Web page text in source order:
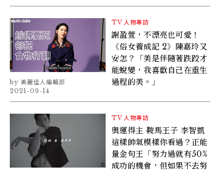
TV 人物專訪
謝盈萱，不漂亮也可愛！
《俗女養成記 2》陳嘉玲又
安怎？「美是伴隨著跌跤才
能蛻變，我喜歡自己在重生
過程的美。」
美麗佳人編輯部
2021-09-14
TV 人物專訪
奧運得主 鞍馬王子 李智凱
這樣帥氣模樣你看過？正能
量金句王「努力過就有50%
成功的機會，但如果不去努